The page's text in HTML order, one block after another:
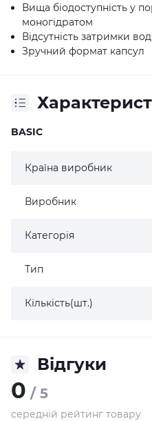
Вища біодоступність у
моногідратом
Відсутність затримки
Зручний формат капсул
BASIC
Країна виробник
Виробник
Категорія
Тип
Кількість(шт.)
Відгуки
0 / 5
середній рейтинг товару